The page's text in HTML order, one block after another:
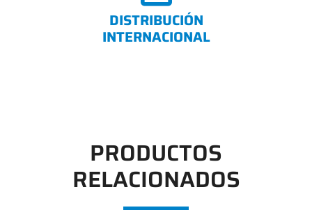
DISTRIBUCIÓN
INTERNACIONAL
PRODUCTOS
RELACIONADOS